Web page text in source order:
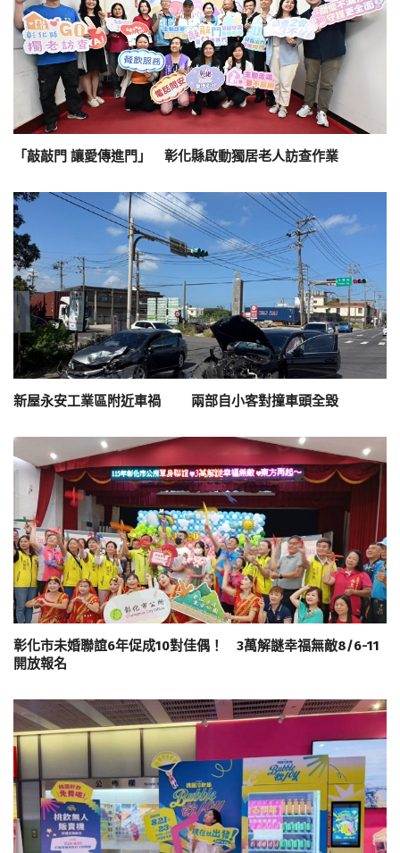
「敲敲門 讓愛傳進門」 彰化縣啟動獨居老人訪查作業
新屋永安工業區附近車禍 兩部自小客對撞車頭全毀
彰化市未婚聯誼6年促成10對佳偶！ 3萬解謎幸福無敵8/6-11
開放報名